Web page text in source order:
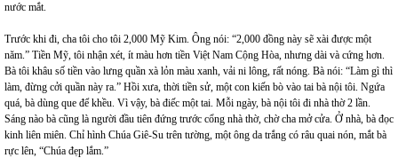
nước mắt.
Trước khi đi, cha tôi cho tôi 2,000 Mỹ Kim. Ông nói: “2,000 đồng này sẽ xài được một
năm.” Tiền Mỹ, tôi nhận xét, ít màu hơn tiền Việt Nam Cộng Hòa, nhưng dài và cứng hơn.
Bà tôi khâu số tiền vào lưng quần xà lỏn màu xanh, vải ni lông, rất nóng. Bà nói: “Làm gì thì
làm, đừng cởi quần này ra.” Hồi xưa, thời tiền sử, một con kiến bò vào tai bà nội tôi. Ngứa
quá, bà dùng que để khều. Vì vậy, bà điếc một tai. Mỗi ngày, bà nội tôi đi nhà thờ 2 lần.
Sáng nào bà cũng là người đầu tiên đứng trước cổng nhà thờ, chờ cha mở cửa. Ở nhà, bà đọc
kinh liên miên. Chỉ hình Chúa Giê-Su trên tường, một ông da trắng có râu quai nón, mắt bà
rực lên, “Chúa đẹp lắm.”